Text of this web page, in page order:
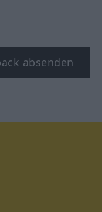
absenden